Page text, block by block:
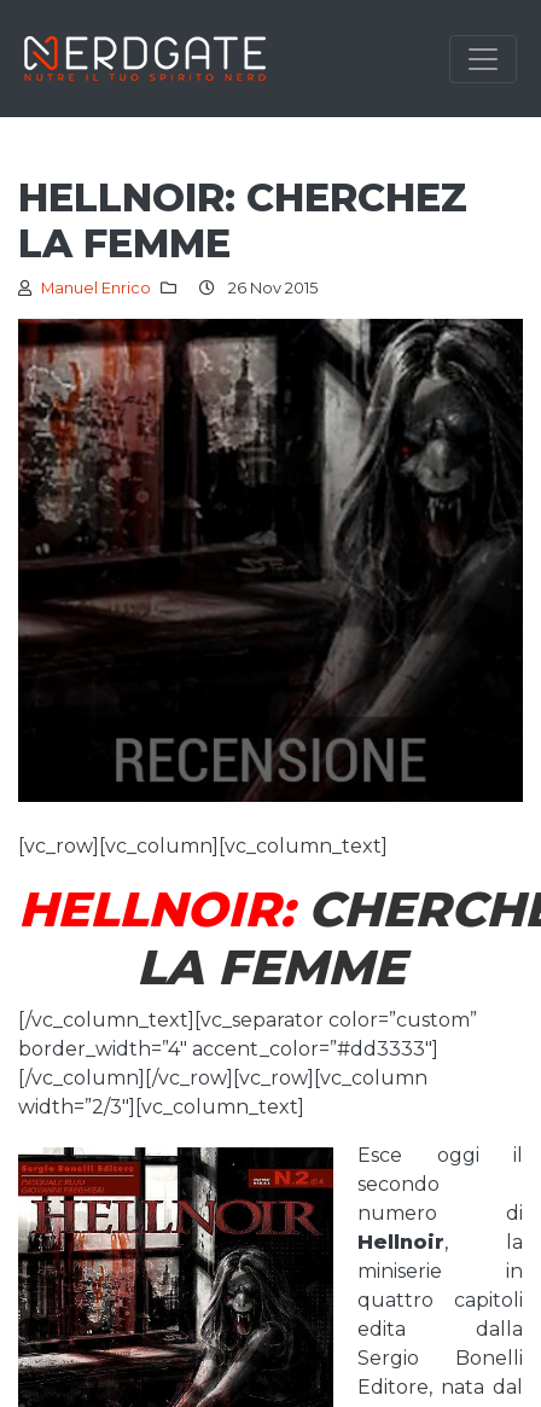
HELLNOIR: CHERCHEZ
LA FEMME
Manuel Enrico 26 Nov 2015
[vc_row][vc_column][vc_column_text]
HELLNOIR:
LA FEMME
[/vc_column_text][vc_separator color=”custom”
border_width=”4″ accent_color=”#dd3333″]
[/vc_column][/vc_row][vc_row][vc_column
width=”2/3″][vc_column_text]
Esce oggi il
secondo
numero di
Hellnoir, la
miniserie in
quattro capitoli
edita dalla
Sergio Bonelli
Editore, nata dal